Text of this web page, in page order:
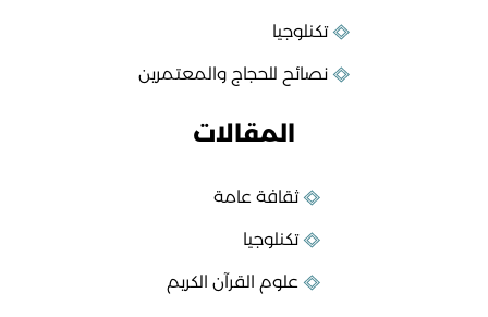
تكنلوجيا
نصائح للحجاج والمعتمرين
المقالات
ثقافة عامة
تكنلوجيا
علوم القرآن الكريم